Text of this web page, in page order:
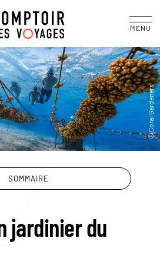
MENU
SOMMAIRE
jardinier du